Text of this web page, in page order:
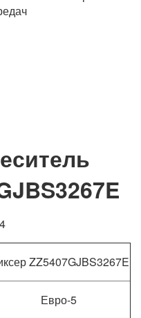
ZZ5407GJBS3267E
Евро-5